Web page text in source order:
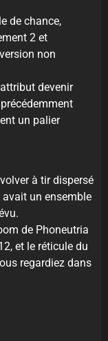
de chance,
2 et
non
devenir
un palier
à tir dispersé
un ensemble
de Phoneutria
et le réticule du
regardiez dans